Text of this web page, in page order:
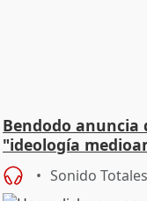
Bendodo anuncia
"ideología
playas
Sonido Totales